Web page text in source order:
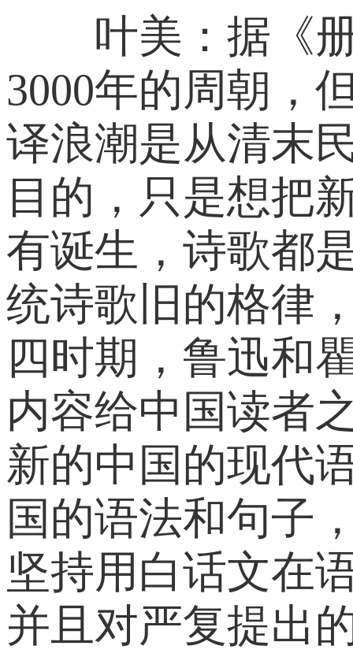
叶美：据《册
3000年的周朝，
译浪潮是从清末
目的，只是想把
有诞生，诗歌都
统诗歌旧的格律
四时期，鲁迅和
内容给中国读者
新的中国的现代
国的语法和句子
坚持用白话文在
并且对严复提出